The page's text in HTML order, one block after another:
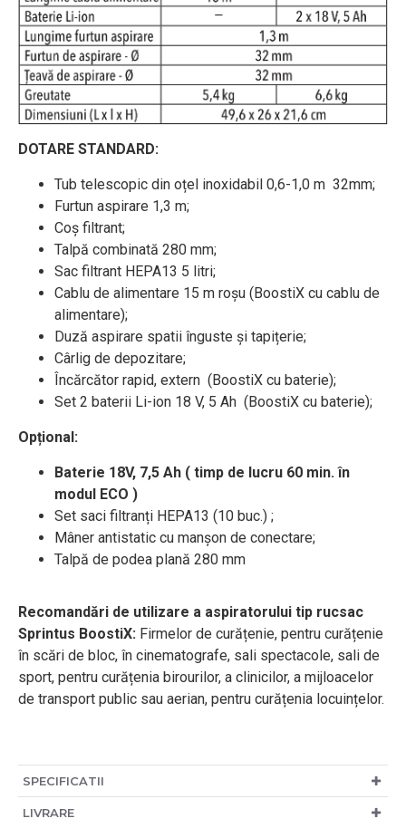
DOTARE STANDARD:
Tub telescopic din oțel inoxidabil 0,6-1,0 m 32mm;
Furtun aspirare 1,3 m;
Coș filtrant;
Talpă combinată 280 mm;
Sac filtrant HEPA13 5 litri;
Cablu de alimentare 15 m roșu (BoostiX cu cablu de
alimentare);
Duză aspirare spatii înguste și tapițerie;
Cârlig de depozitare;
Încărcător rapid, extern (BoostiX cu baterie);
Set 2 baterii Li-ion 18 V, 5 Ah (BoostiX cu baterie);
Opțional:
Baterie 18V, 7,5 Ah ( timp de lucru 60 min. în
modul ECO )
Set saci filtranți HEPA13 (10 buc.) ;
Mâner antistatic cu manșon de conectare;
Talpă de podea plană 280 mm
Recomandări de utilizare a aspiratorului tip rucsac
Sprintus BoostiX: Firmelor de curățenie, pentru curățenie
în scări de bloc, în cinematografe, sali spectacole, sali de
sport, pentru curățenia birourilor, a clinicilor, a mijloacelor
de transport public sau aerian, pentru curățenia locuințelor.
SPECIFICATII
LIVRARE